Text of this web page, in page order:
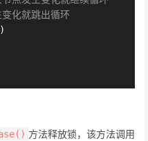
化就跳出循环
head)
方法释放锁，该方法调用